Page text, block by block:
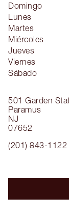
501 Garden
Paramus
NJ
07652
(201) 843-1122
Domingo
Lunes
Martes
Miércoles
Jueves
Viernes
Sábado